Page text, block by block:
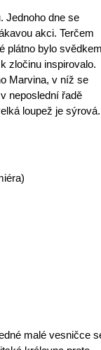
Jednoho dne se
akci. Terčem
plátno bylo svědkem
zločinu inspirovalo.
Marvina, v níž se
neposlední řadě
loupež je sýrová.
malé vesničce